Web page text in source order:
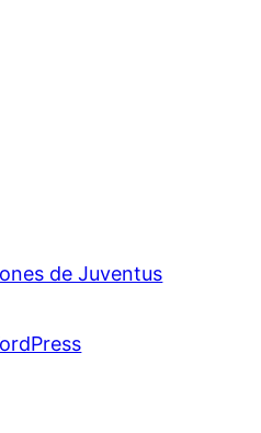
de Juventus